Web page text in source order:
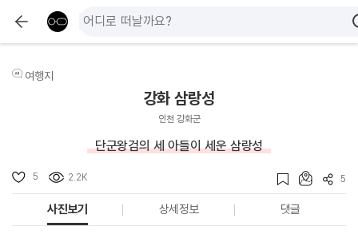
여행지
강화 삼랑성
인천 강화군
단군왕검의 세 아들이 세운 삼랑성
5 2.2K 5
사진보기 상세정보 댓글